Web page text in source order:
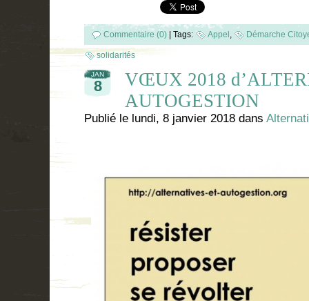
Commentaire (0) Tags: Appel , Démarche
solidarités
JAN
8
VŒUX 2018
AUTOGESTION
Publié le lundi, 8 janvier 2018 dans